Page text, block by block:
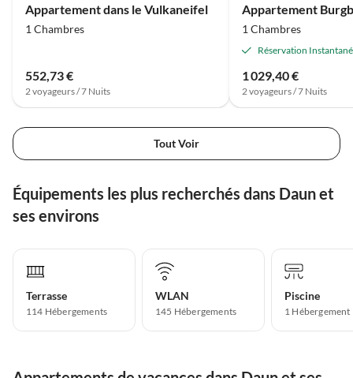
Appartement dans le Vulkaneifel
1 Chambres
552,73 €
2 voyageurs / 7 Nuits
Appartement
1 Chambres
Réservation
1 029,40 €
2 voyageurs / 7 Nuits
Tout Voir
Équipements les plus recherchés dans Daun et
ses environs
Terrasse
114 Hébergements
WLAN
145 Hébergements
Piscine
1 Hébergement